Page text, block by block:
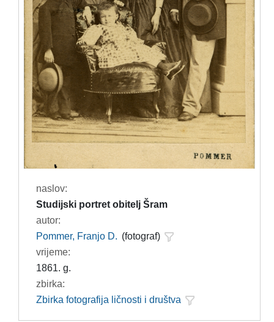
naslov:
Studijski portret obitelj Šram
autor:
Pommer, Franjo D. (fotograf)
vrijeme:
1861. g.
zbirka:
Zbirka fotografija ličnosti i društva